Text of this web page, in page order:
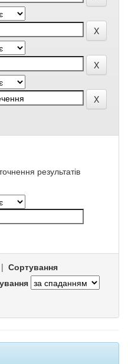
результатів
| Сортування